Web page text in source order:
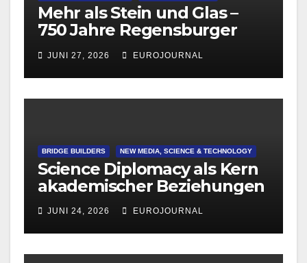
Mehr als Stein und Glas –
750 Jahre Regensburger
Dom
JUNI 27, 2026 EUROJOURNAL
BRIDGE BUILDERS NEW MEDIA, SCIENCE & TECHNOLOGY
Science Diplomacy als Kern
akademischer Beziehungen
JUNI 24, 2026 EUROJOURNAL